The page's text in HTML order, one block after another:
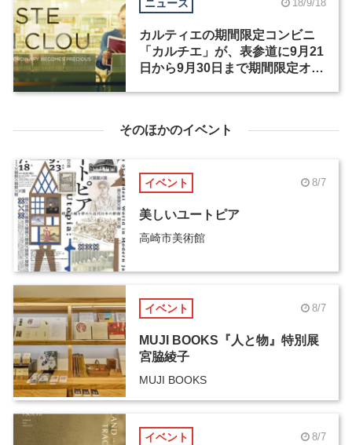
ニュース 18/9/18
カルティエの期間限定コンビニ
「カルチエ」が、表参道に9月21
日から9月30日まで期間限定オー
そのほかのイベント
イベント 8/7
美しいユートピア
高崎市美術館
イベント 8/7
MUJI BOOKS『人と物』特別展
宮脇綾子
MUJI BOOKS
イベント 8/7